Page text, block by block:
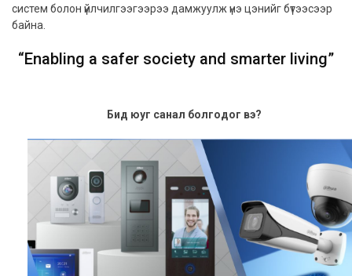
систем болон үйлчилгээгээрээ дамжуулж үнэ цэнийг бүтээсээр
байна.
“Enabling a safer society and smarter living”
Бид юуг санал болгодог вэ?